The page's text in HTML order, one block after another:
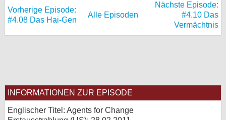
Vorherige Episode:
#4.08 Das Hai-Gen
Alle Episoden
Nächste Episode:
#4.10 Das
Vermächtnis
INFORMATIONEN ZUR EPISODE
Englischer Titel: Agents for Change